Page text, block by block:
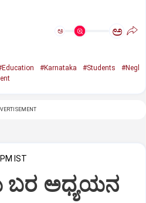
ಅ ಅ
#Karnataka #Students
#Negl
IST
ಅಧ್ಯಯನ